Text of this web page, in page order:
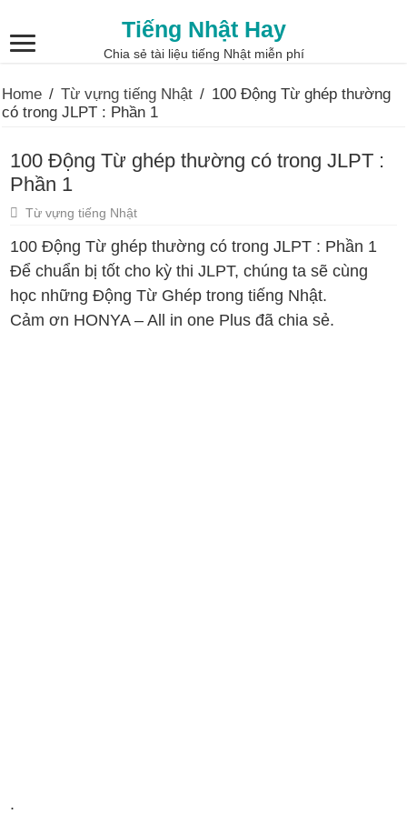
Tiếng Nhật Hay
Chia sẻ tài liệu tiếng Nhật miễn phí
Home / Từ vựng tiếng Nhật / 100 Động Từ ghép thường
có trong JLPT : Phần 1
100 Động Từ ghép thường có trong JLPT :
Phần 1
Từ vựng tiếng Nhật
100 Động Từ ghép thường có trong JLPT : Phần 1
Để chuẩn bị tốt cho kỳ thi JLPT, chúng ta sẽ cùng
học những Động Từ Ghép trong tiếng Nhật.
Cảm ơn HONYA – All in one Plus đã chia sẻ.
.